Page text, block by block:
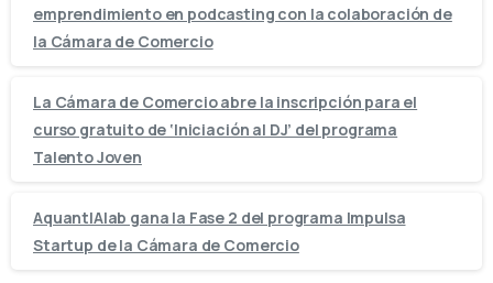
emprendimiento en podcasting con la colaboración de
la Cámara de Comercio
La Cámara de Comercio abre la inscripción para el
curso gratuito de ‘Iniciación al DJ’ del programa
Talento Joven
AquantIAlab gana la Fase 2 del programa Impulsa
Startup de la Cámara de Comercio